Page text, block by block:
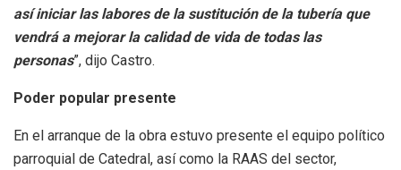
así iniciar las labores de la sustitución de la tubería que
vendrá a mejorar la calidad de vida de todas las
personas”, dijo Castro.
Poder popular presente
En el arranque de la obra estuvo presente el equipo político
parroquial de Catedral, así como la RAAS del sector,